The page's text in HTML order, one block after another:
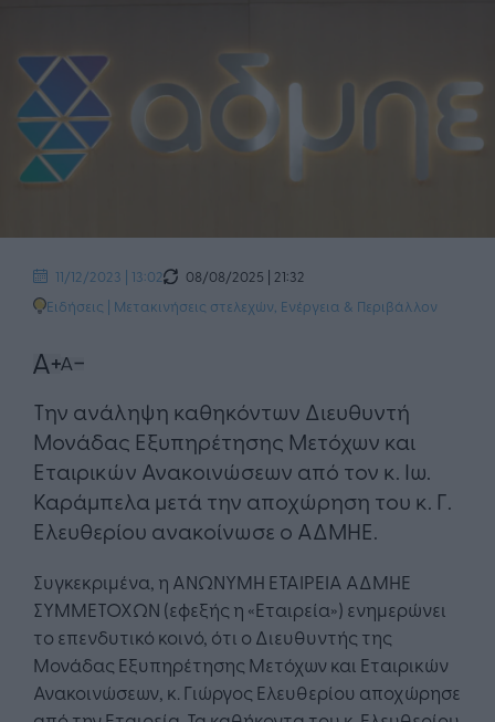
11/12/2023 | 13:02
08/08/2025 | 21:32
Ειδήσεις | Μετακινήσεις στελεχών Ενέργεια & Περιβάλλον
Την ανάληψη καθηκόντων Διευθυντή
Μονάδας Εξυπηρέτησης Μετόχων και
Εταιρικών Ανακοινώσεων από τον κ. Ιω.
Καράμπελα μετά την αποχώρηση του κ. Γ.
Ελευθερίου ανακοίνωσε ο ΑΔΜΗΕ.
Συγκεκριμένα, η ΑΝΩΝΥΜΗ ΕΤΑΙΡΕΙΑ ΑΔΜΗΕ
ΣΥΜΜΕΤΟΧΩΝ (εφεξής η «Εταιρεία») ενημερώνει
το επενδυτικό κοινό, ότι ο Διευθυντής της
Μονάδας Εξυπηρέτησης Μετόχων και Εταιρικών
Ανακοινώσεων, κ. Γιώργος Ελευθερίου αποχώρησε